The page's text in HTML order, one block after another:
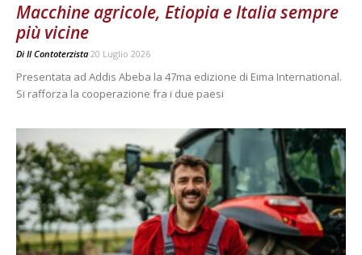
Macchine agricole, Etiopia e Italia sempre
più vicine
Di Il Contoterzista 20 Luglio 2026
Presentata ad Addis Abeba la 47ma edizione di Eima International.
Si rafforza la cooperazione fra i due paesi